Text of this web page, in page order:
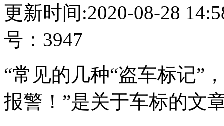
更新时间:2020-08-28
号：3947
“常见的几种“盗车标记”
报警！”是关于车标的文